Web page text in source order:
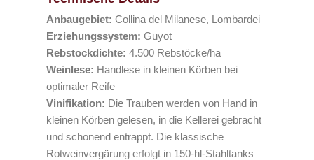
Anbaugebiet: Collina del Milanese, Lombardei
Erziehungssystem: Guyot
Rebstockdichte: 4.500 Rebstöcke/ha
Weinlese: Handlese in kleinen Körben bei
optimaler Reife
Vinifikation: Die Trauben werden von Hand in
kleinen Körben gelesen, in die Kellerei gebracht
und schonend entrappt. Die klassische
Rotweinvergärung erfolgt in 150-hl-Stahltanks